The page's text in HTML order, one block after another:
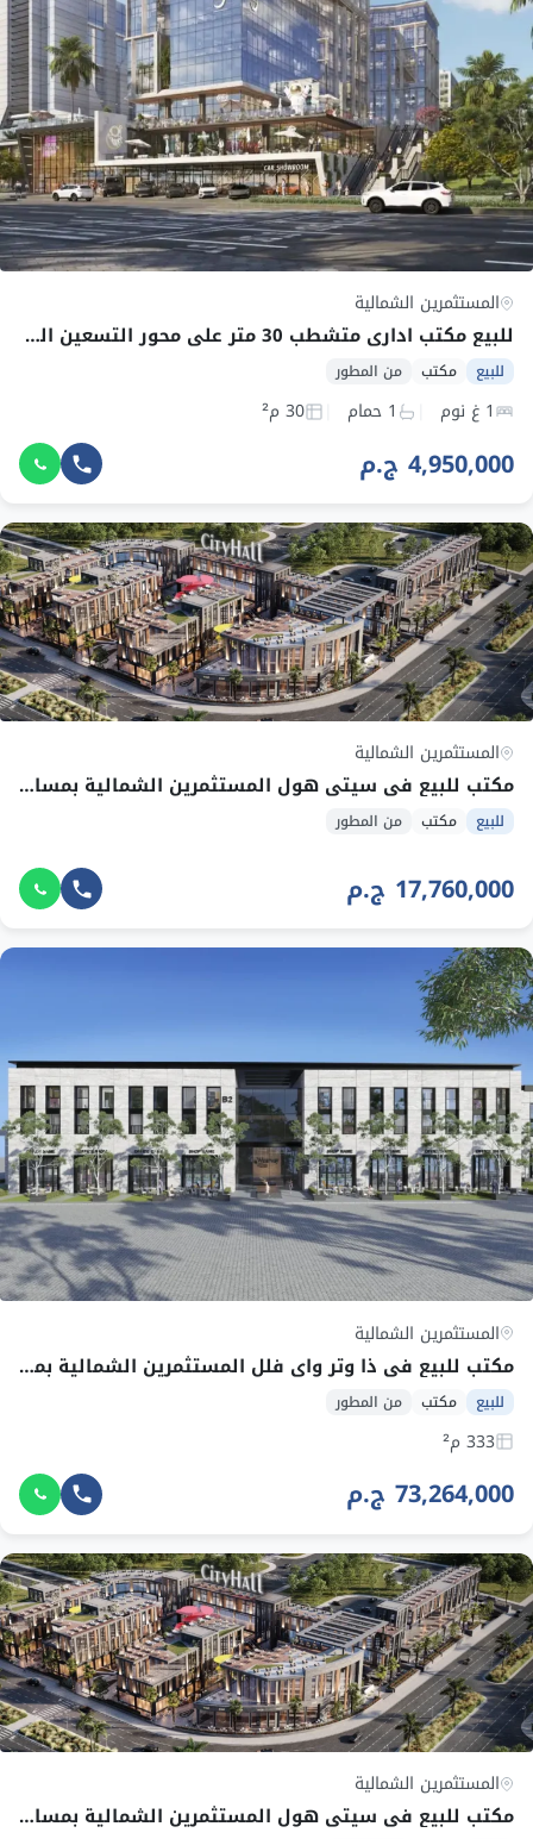
المستثمرين الشمالية
للبيع مكتب اداري متشطب 30 متر علي محور التسعين الشمالي مباشرة -القاهرة الجديدة – بالتقسيط
للبيع مكتب من المطور
1 غ نوم 1 حمام 30 م²
4,950,000 ج.م
المستثمرين الشمالية
مكتب للبيع في سيتي هول المستثمرين الشمالية بمساحة 96~97 م² وقسط 333,000 ج.م
للبيع مكتب من المطور
17,760,000 ج.م
المستثمرين الشمالية
مكتب للبيع في ذا وتر واي فلل المستثمرين الشمالية بمساحة 333 م² وقسط 864,923 ج.م
للبيع مكتب من المطور
333 م²
73,264,000 ج.م
المستثمرين الشمالية
مكتب للبيع في سيتي هول المستثمرين الشمالية بمساحة 61~63 م² وقسط 211,594 ج.م